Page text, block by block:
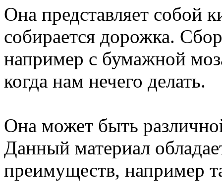
Она представляет собой
собирается дорожка.
например с бумажной
когда нам нечего делать.
Она может быть
Данный материал
преимуществ, например